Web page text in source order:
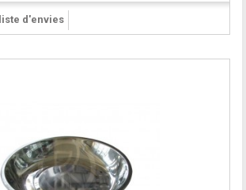
d'envies